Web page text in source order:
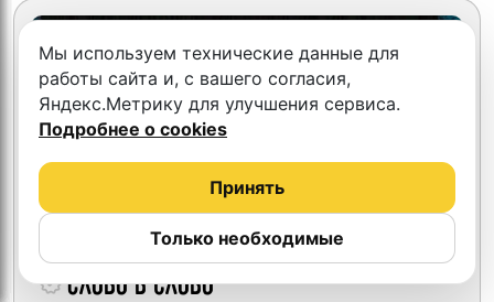
Слово в слово
Мы используем технические данные для
работы сайта и, с вашего согласия,
Яндекс.Метрику для улучшения сервиса.
Подробнее о cookies
Только необходимые
Принять